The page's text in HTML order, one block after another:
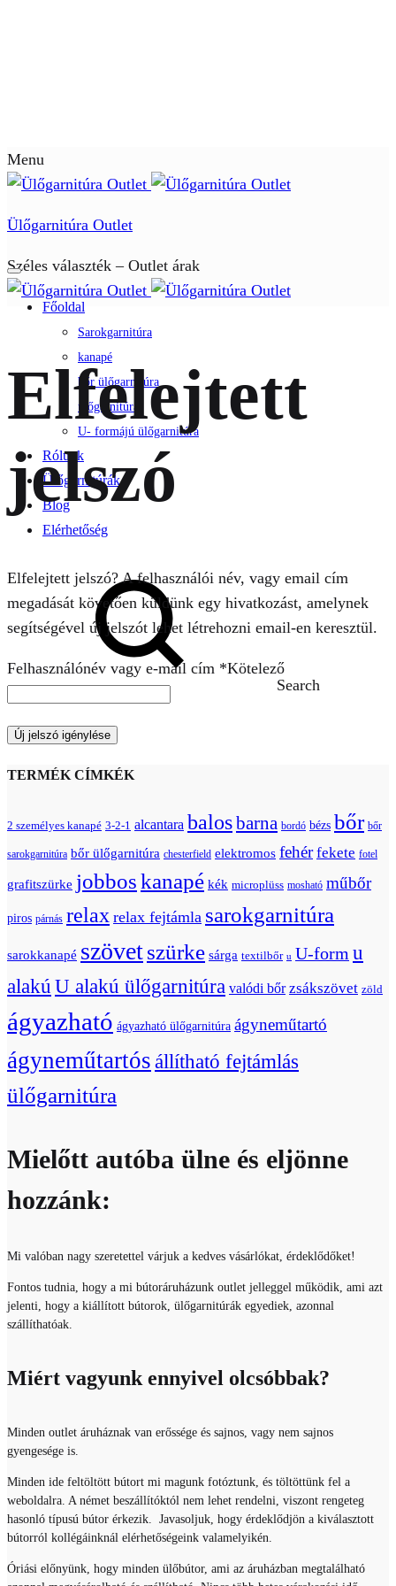
Menu
Ülőgarnitúra Outlet
Széles választék – Outlet árak
Főoldal
Sarokgarnitúra
kanapé
bőr ülőgarnitúra
ülőgarnitúra
U- formájú ülőgarnitúra
Rólunk
Ülőgarnitúrák
Blog
Elérhetőség
Search
Elfelejtett
jelszó
Elfelejtett jelszó? A felhasználói név, vagy email cím
megadását követően küldünk egy hivatkozást, amelynek
segítségével új jelszót lehet létrehozni email-en keresztül.
Felhasználónév vagy e-mail cím *Kötelező
Új jelszó igénylése
TERMÉK CÍMKÉK
2 személyes kanapé 3-2-1 alcantara balosbarna bordó bézs bőr bőr
sarokgarnitúra bőr ülőgarnitúra chesterfield elektromos fehér fekete fotel
grafitszürke jobboskanapé kék microplüss mosható műbőr
piros párnás relax relax fejtámla sarokgarnitúra
sarokkanapé szövetszürke sárga textilbőr u U-form u
alakú U alakú ülőgarnitúra valódi bőr zsákszövet zöld
ágyazható ágyazható ülőgarnitúra ágyneműtartó
ágyneműtartós állítható fejtámlás
ülőgarnitúra
Mielőtt autóba ülne és eljönne
hozzánk:
Mi valóban nagy szeretettel várjuk a kedves vásárlókat, érdeklődőket!
Fontos tudnia, hogy a mi bútoráruházunk outlet jelleggel működik, ami azt
jelenti, hogy a kiállított bútorok, ülőgarnitúrák egyediek, azonnal
szállíthatóak.
Miért vagyunk ennyivel olcsóbbak?
Minden outlet áruháznak van erőssége és sajnos, vagy nem sajnos
gyengesége is.
Minden ide feltöltött bútort mi magunk fotóztunk, és töltöttünk fel a
weboldalra. A német beszállítóktól nem lehet rendelni, viszont rengeteg
hasonló típusú bútor érkezik. Javasoljuk, hogy érdeklődjön a kiválasztott
bútorról kollégáinknál elérhetőségeink valamelyikén.
Óriási előnyünk, hogy minden ülőbútor, ami az áruházban megtalálható